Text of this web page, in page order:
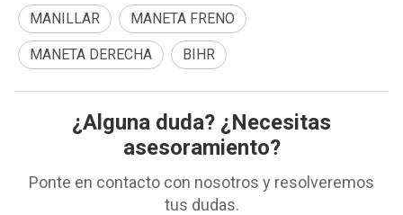
MANILLAR
MANETA FRENO
MANETA DERECHA BIHR
¿Alguna duda? ¿Necesitas
asesoramiento?
Ponte en contacto con nosotros y resolveremos
tus dudas.